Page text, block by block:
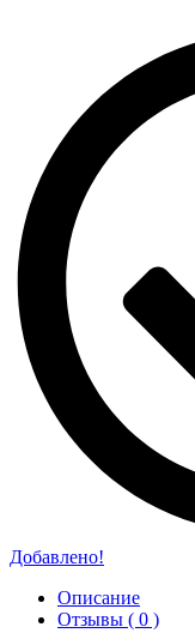
Добавлено!
Описание
Отзывы ( 0 )